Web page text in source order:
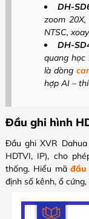
DH-
zoom
NTSC,
DH-
quang học
là dòng
hợp AI –
Đầu ghi hình
Đầu ghi XVR
HDTVI, IP), cho
thống. Hiểu mã
định số kênh, ổ